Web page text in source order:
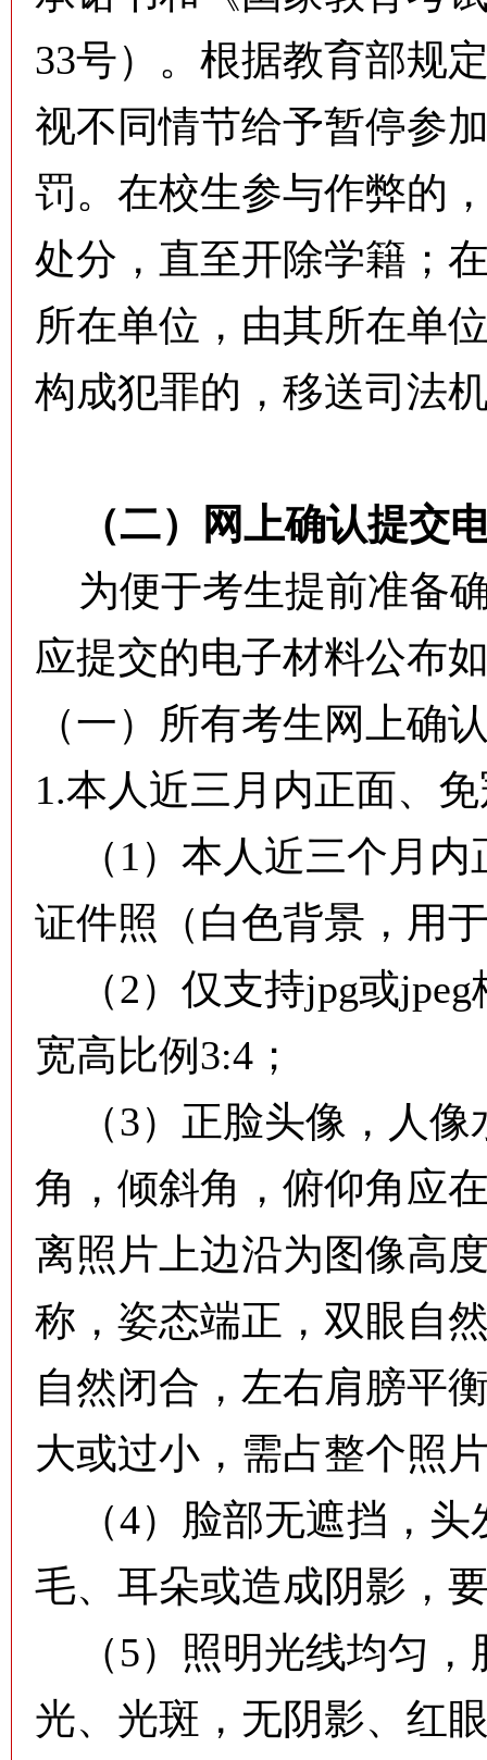
33号）。根据教育部规
视不同情节给予暂停参
罚。在校生参与作弊的
处分，直至开除学籍；
所在单位，由其所在单
构成犯罪的，移送司法
（二）
网上确认提交
为便于考生提前准备
应提交的电子材料公布
（一）所有考生网上确
1.本人近三月内正面、
（1）本人近三个月内
证件照（白色背景，用
（2）仅支持jpg或jpeg
宽高比例3:4；
（3）正脸头像，人像
角，倾斜角，俯仰角应
离照片上边沿为图像高
称，姿态端正，双眼自
自然闭合，左右肩膀平
大或过小，需占整个照
（4）脸部无遮挡，头
毛、耳朵或造成阴影，
（5）照明光线均匀，
光、光斑，无阴影、红